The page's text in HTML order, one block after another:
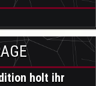
holt ihr